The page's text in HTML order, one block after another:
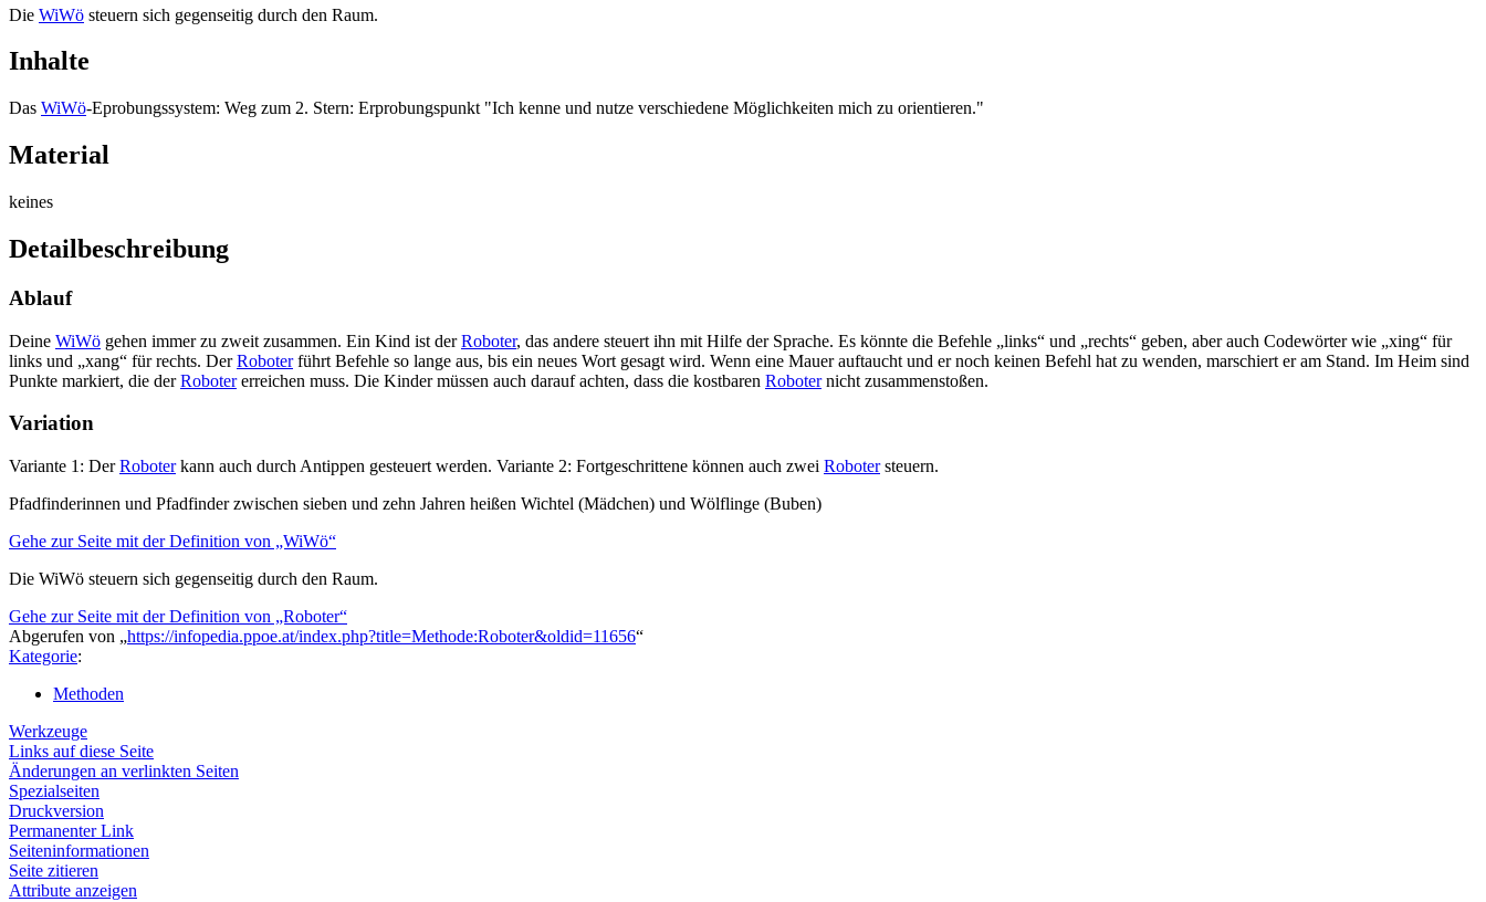
Die WiWö steuern sich gegenseitig durch den Raum.
Inhalte
Das WiWö-Eprobungssystem: Weg zum 2. Stern: Erprobungspunkt "Ich kenne und nutze verschiedene Möglichkeiten mich zu orientieren."
Material
keines
Detailbeschreibung
Ablauf
Deine WiWö gehen immer zu zweit zusammen. Ein Kind ist derRoboter, das andere steuert ihn mit Hilfe der Sprache. Es könnte die Befehle „links“ und „rechts“ geben, aber auch Codewörter wie „xing“ für
links und „xang“ für rechts. DerRoboterführt Befehle so lange aus, bis ein neues Wort gesagt wird. Wenn eine Mauer auftaucht und er noch keinen Befehl hat zu wenden, marschiert er am Stand. Im Heim sind
Punkte markiert, die derRobotererreichen muss. Die Kinder müssen auch darauf achten, dass die kostbaren Roboternicht zusammenstoßen.
Variation
Variante 1: DerRoboterkann auch durch Antippen gesteuert werden. Variante 2: Fortgeschrittene können auch zwei Robotersteuern.
Pfadfinderinnen und Pfadfinder zwischen sieben und zehn Jahren heißen Wichtel (Mädchen) und Wölflinge (Buben)
Gehe zur Seite mit der Definition von „WiWö“
Die WiWö steuern sich gegenseitig durch den Raum.
Gehe zur Seite mit der Definition von „Roboter“
Abgerufen von „https://infopedia.ppoe.at/index.php?title=Methode:Roboter&oldid=11656“
Kategorie:
Methoden
Werkzeuge
Links auf diese Seite
Änderungen an verlinkten Seiten
Spezialseiten
Druckversion
Permanenter Link
Seiten­­informationen
Seite zitieren
Attribute anzeigen